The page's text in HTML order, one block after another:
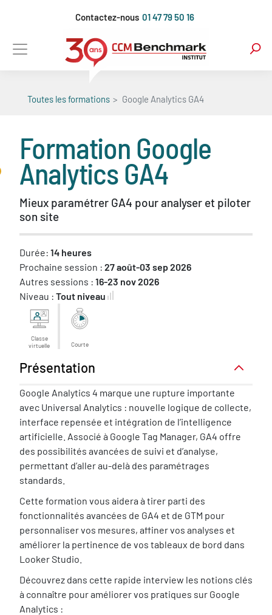
principal
Contactez-nous 01 47 79 50 16
Toutes les formations Google Analytics GA4
Formation Google
Analytics GA4
Mieux paramétrer GA4 pour analyser et piloter
son site
Durée: 14 heures
Prochaine session : 27 août-03 sep 2026
Autres sessions : 16-23 nov 2026
Niveau : Tout niveau
Classe
virtuelle
Courte
Présentation
Présentation
Google Analytics 4 marque une rupture importante
avec Universal Analytics : nouvelle logique de collecte,
interface repensée et intégration de l’intelligence
artificielle. Associé à Google Tag Manager, GA4 offre
des possibilités avancées de suivi et d’analyse,
permettant d’aller au-delà des paramétrages
standards.
Cette formation vous aidera à tirer parti des
fonctionnalités avancées de GA4 et de GTM pour
personnaliser vos mesures, affiner vos analyses et
améliorer la pertinence de vos tableaux de bord dans
Looker Studio.
Découvrez dans cette rapide interview les notions clés
à connaître pour améliorer vos pratiques sur Google
Analytics :